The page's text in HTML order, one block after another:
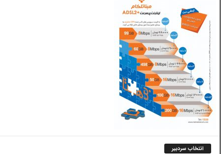
انتخاب سردبیر